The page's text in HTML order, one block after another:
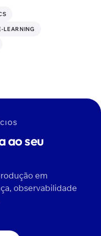
LEARNING
ao seu
em
observabilidade